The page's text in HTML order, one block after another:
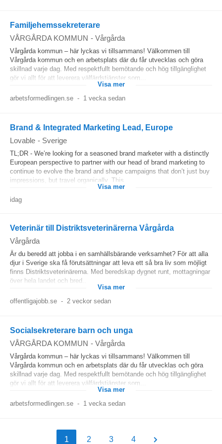
Familjehemssekreterare
VÅRGÅRDA KOMMUN - Vårgårda
Vårgårda kommun – här lyckas vi tillsammans! Välkommen till
Vårgårda kommun och en arbetsplats där du får utvecklas och göra
skillnad varje dag. Med respektfullt bemötande och hög tillgänglighet
gör vi allt för att leverera välfärdstjänster som...
Visa mer
arbetsformedlingen.se - 1 vecka sedan
Brand & Integrated Marketing Lead, Europe
Lovable - Sverige
TL;DR - We’re looking for a seasoned brand marketer with a distinctly
European perspective to partner with our head of brand marketing to
continue to evolve the brand and shape campaigns that don’t just buy
impressions, but travel organically. This...
Visa mer
idag
Veterinär till Distriktsveterinärerna Vårgårda
Vårgårda
Är du beredd att jobba i en samhällsbärande verksamhet? För att alla
djur i Sverige ska få förutsättningar att leva ett så bra liv som möjligt
finns Distriktsveterinärerna. Med beredskap dygnet runt, mottagningar
över hela landet och bred...
Visa mer
offentligajobb.se - 2 veckor sedan
Socialsekreterare barn och unga
VÅRGÅRDA KOMMUN - Vårgårda
Vårgårda kommun – här lyckas vi tillsammans! Välkommen till
Vårgårda kommun och en arbetsplats där du får utvecklas och göra
skillnad varje dag. Med respektfullt bemötande och hög tillgänglighet
gör vi allt för att leverera välfärdstjänster som...
Visa mer
arbetsformedlingen.se - 1 vecka sedan
1 2 3 4